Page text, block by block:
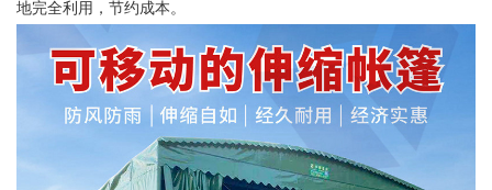
地完全利用，节约成本。